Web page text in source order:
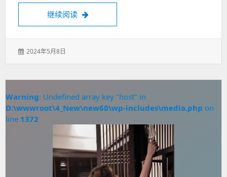
继续阅读 广州兼职qm上课真的不错！
发
2024年5月8日
Warning: Undefined array key "host" in
D:\wwwroot\4_New\new60\wp-includes\media.php on
line 1372